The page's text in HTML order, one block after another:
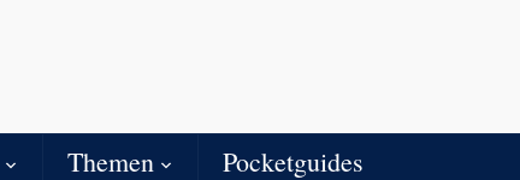
Themen Pocketguides